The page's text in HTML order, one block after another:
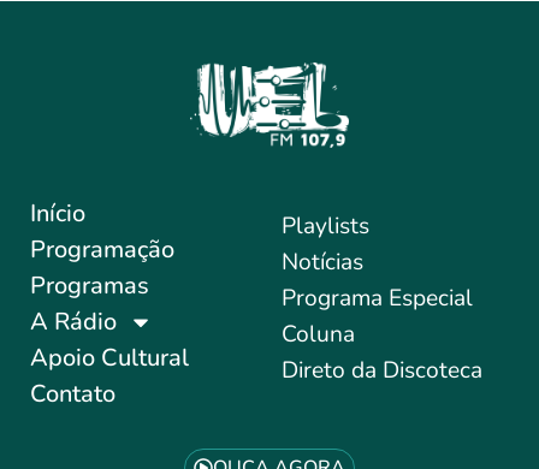
Início
Programação
Programas
A Rádio
Apoio Cultural
Contato
Playlists
Notícias
Programa Especial
Coluna
Direto da Discoteca